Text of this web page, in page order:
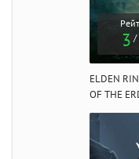
3 /
ELDEN
OF THE